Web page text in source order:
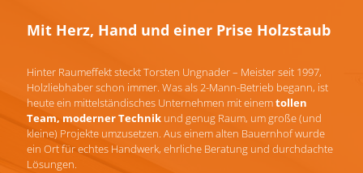
Mit Herz, Hand und einer Prise Holzstaub
Hinter Raumeffekt steckt Torsten Ungnader – Meister seit 1997,
Holzliebhaber schon immer. Was als 2-Mann-Betrieb begann, ist
heute ein mittelständisches Unternehmen mit einemtollen
Team, moderner Technik und genug Raum, um große (und
kleine) Projekte umzusetzen. Aus einem alten Bauernhof wurde
ein Ort für echtes Handwerk, ehrliche Beratung und durchdachte
Lösungen.